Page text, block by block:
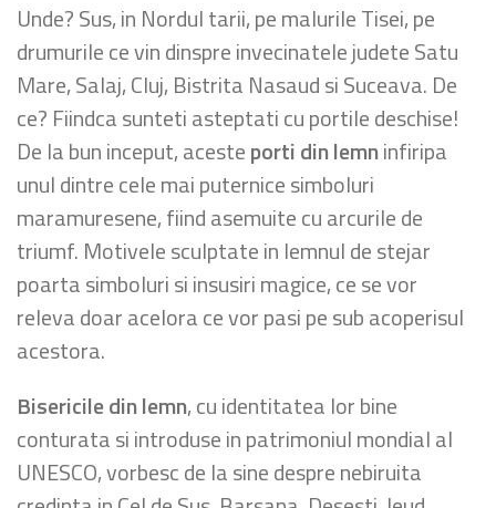
Unde? Sus, in Nordul tarii, pe malurile Tisei, pe
drumurile ce vin dinspre invecinatele judete Satu
Mare, Salaj, Cluj, Bistrita Nasaud si Suceava. De
ce? Fiindca sunteti asteptati cu portile deschise!
De la bun inceput, acesteporti din lemninfiripa
unul dintre cele mai puternice simboluri
maramuresene, fiind asemuite cu arcurile de
triumf. Motivele sculptate in lemnul de stejar
poarta simboluri si insusiri magice, ce se vor
releva doar acelora ce vor pasi pe sub acoperisul
acestora.
Bisericile din lemn, cu identitatea lor bine
conturata si introduse in patrimoniul mondial al
UNESCO, vorbesc de la sine despre nebiruita